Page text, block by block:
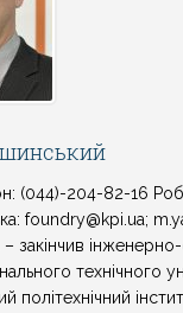
(044)-204-82-16
foundry@kpi.ua;
– закінчив
технічного
політехнічний